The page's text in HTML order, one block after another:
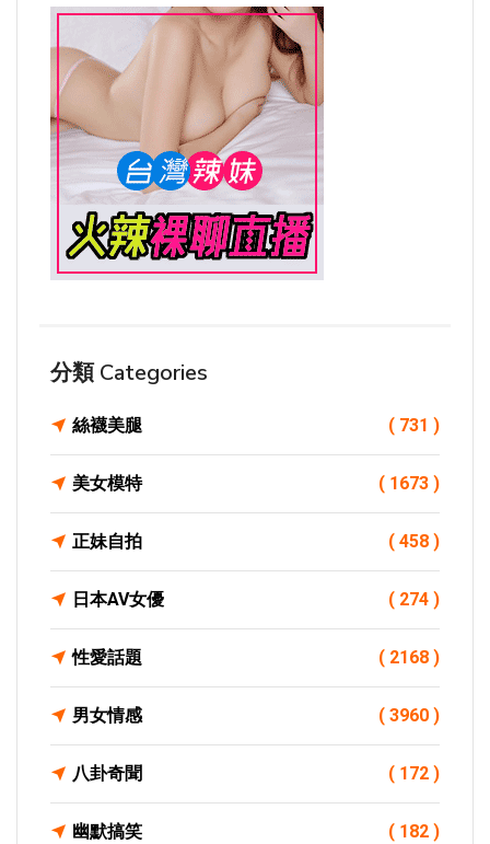
分類 Categories
絲襪美腿 ( 731 )
美女模特 ( 1673 )
正妹自拍 ( 458 )
日本AV女優 ( 274 )
性愛話題 ( 2168 )
男女情感 ( 3960 )
八卦奇聞 ( 172 )
幽默搞笑 ( 182 )